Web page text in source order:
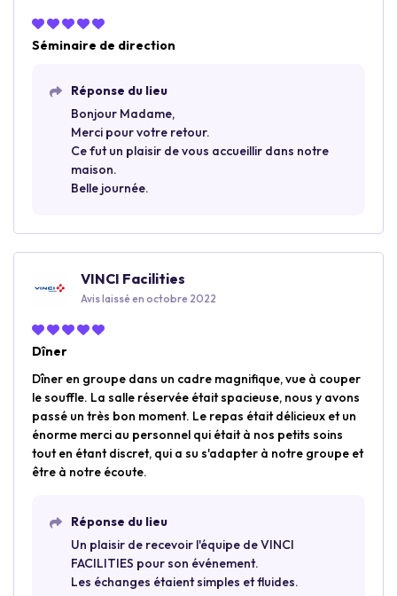
Séminaire de direction
Réponse du lieu
Bonjour Madame,
Merci pour votre retour.
Ce fut un plaisir de vous accueillir dans notre
maison.
Belle journée.
VINCI Facilities
Avis laissé en octobre 2022
Dîner
Dîner en groupe dans un cadre magnifique, vue à couper
le souffle. La salle réservée était spacieuse, nous y avons
passé un très bon moment. Le repas était délicieux et un
énorme merci au personnel qui était à nos petits soins
tout en étant discret, qui a su s'adapter à notre groupe et
être à notre écoute.
Réponse du lieu
Un plaisir de recevoir l'équipe de VINCI
FACILITIES pour son événement.
Les échanges étaient simples et fluides.